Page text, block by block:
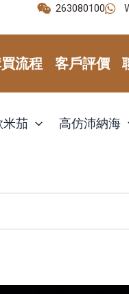
263080100
流程 客戶評價
米茄 高仿沛納海